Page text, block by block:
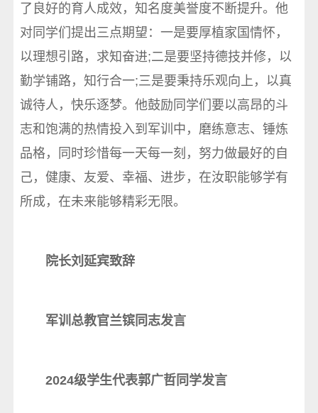
了良好的育人成效，知名度美誉度不断提升。他
对同学们提出三点期望：一是要厚植家国情怀，
以理想引路，求知奋进;二是要坚持德技并修，以
勤学铺路，知行合一;三是要秉持乐观向上，以真
诚待人，快乐逐梦。他鼓励同学们要以高昂的斗
志和饱满的热情投入到军训中，磨练意志、锤炼
品格，同时珍惜每一天每一刻，努力做最好的自
己，健康、友爱、幸福、进步，在汝职能够学有
所成，在未来能够精彩无限。
院长刘延宾致辞
军训总教官兰镔同志发言
2024级学生代表郭广哲同学发言